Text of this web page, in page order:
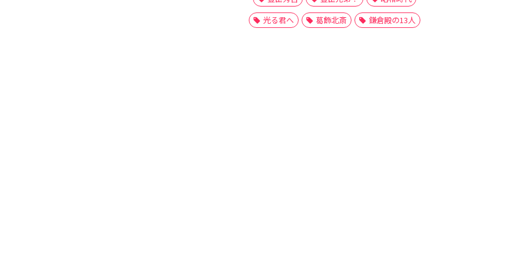
光る君へ
葛飾北斎 鎌倉殿の13人